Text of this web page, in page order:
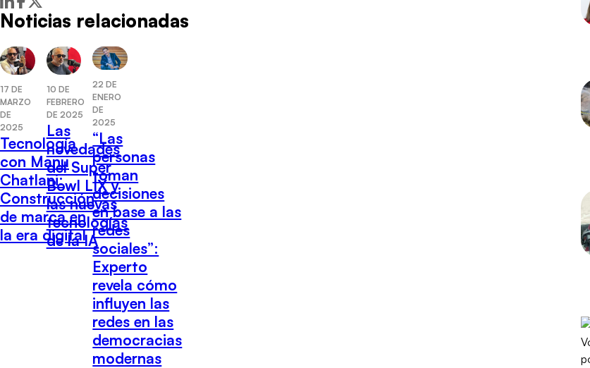
Noticias relacionadas
17 DE
MARZO
DE
2025
Tecnología
con Manu
Chatlani:
Construcción
de marca en
la era digital
10 DE
FEBRERO
DE 2025
Las
novedades
del Super
Bowl LIX y
las nuevas
tecnologías
de la IA
22 DE
ENERO
DE
2025
“Las
personas
toman
decisiones
en base a las
redes
sociales”:
Experto
revela cómo
influyen las
redes en las
democracias
modernas